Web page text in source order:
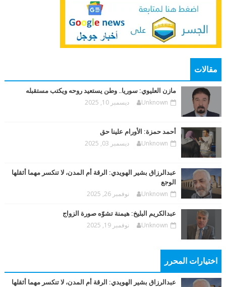
مقالات
مازن العليوي: سوريا.. وطن يستعيد روحه ويكتب مستقبله
Unknown ديسمبر 10, 2025
أحمد حمزة: الأورام علينا حق
Unknown ديسمبر 03, 2025
عبدالرزاق بشير الهويدي: الرقة أم المدن، لا تنكسر مهما أثقلها
الوجع
Unknown نوفمبر 26, 2025
عبدالكريم البليخ: هيمنة تشوّه صورة الزواج
Unknown نوفمبر 19, 2025
اختيارات المحرر
عبدالرزاق بشير الهويدي: الرقة أم المدن، لا تنكسر مهما أثقلها